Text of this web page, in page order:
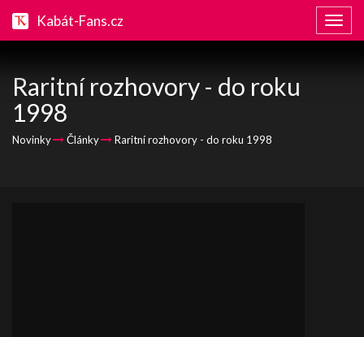
Kabát-Fans.cz
Raritní rozhovory - do roku
1998
Novinky Články Raritní rozhovory - do roku 1998